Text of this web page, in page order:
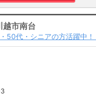
市南台
50代・シニアの方活躍中！